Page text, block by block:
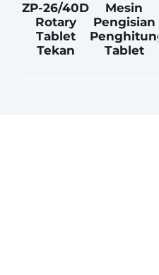
ZP-26/40D
Rotary
Tablet
Tekan
Mesin
Pengisian
Penghitung
Tablet